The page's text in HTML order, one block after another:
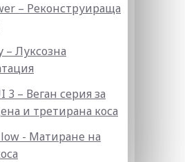
– Реконструираща
– Луксозна
3 – Веган серия за
и третирана коса
- Матиране на